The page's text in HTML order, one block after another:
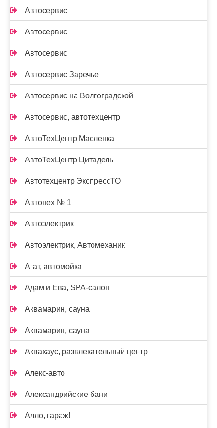
Автосервис
Автосервис
Автосервис
Автосервис Заречье
Автосервис на Волгоградской
Автосервис, автотехцентр
АвтоТехЦентр Масленка
АвтоТехЦентр Цитадель
Автотехцентр ЭкспрессТО
Автоцех № 1
Автоэлектрик
Автоэлектрик, Автомеханик
Агат, автомойка
Адам и Ева, SPA-салон
Аквамарин, сауна
Аквамарин, сауна
Аквахаус, развлекательный центр
Алекс-авто
Александрийские бани
Алло, гараж!